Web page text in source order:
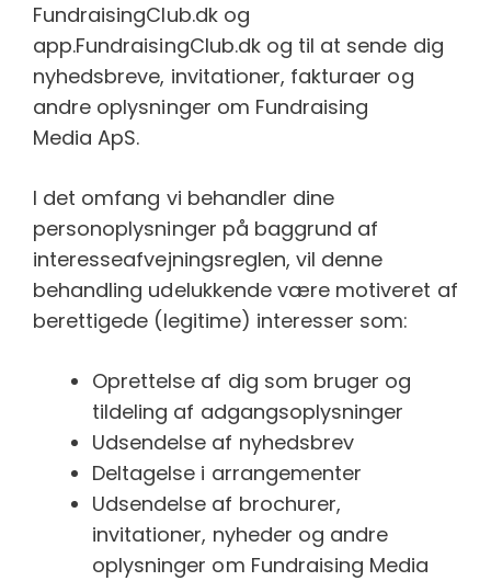
FundraisingClub.dk og
app.FundraisingClub.dk og til at sende dig
nyhedsbreve, invitationer, fakturaer og
andre oplysninger om Fundraising
Media ApS.
I det omfang vi behandler dine
personoplysninger på baggrund af
interesseafvejningsreglen, vil denne
behandling udelukkende være motiveret af
berettigede (legitime) interesser som:
Oprettelse af dig som bruger og
tildeling af adgangsoplysninger
Udsendelse af nyhedsbrev
Deltagelse i arrangementer
Udsendelse af brochurer,
invitationer, nyheder og andre
oplysninger om Fundraising Media